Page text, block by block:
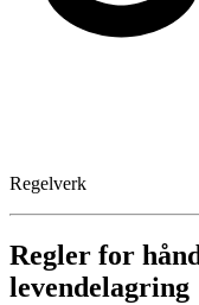
Regelverk
Regler for
levendelagring